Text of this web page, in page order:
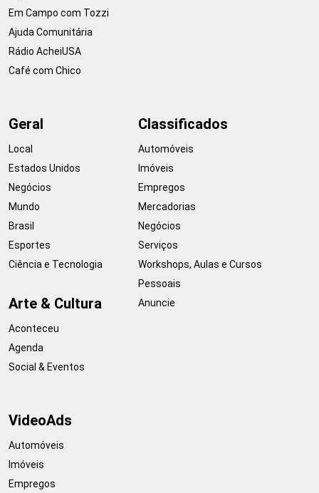
Em Campo com Tozzi
Ajuda Comunitária
Rádio AcheiUSA
Café com Chico
Geral
Local
Estados Unidos
Negócios
Mundo
Brasil
Esportes
Ciência e Tecnologia
Arte & Cultura
Aconteceu
Agenda
Social & Eventos
Classificados
Automóveis
Imóveis
Empregos
Mercadorias
Negócios
Serviços
Workshops, Aulas e Cursos
Pessoais
Anuncie
VideoAds
Automóveis
Imóveis
Empregos